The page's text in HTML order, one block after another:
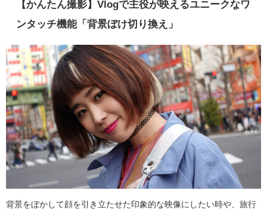
【かんたん撮影】Vlogで主役が映えるユニークなワ
ンタッチ機能「背景ぼけ切り換え」
背景をぼかして顔を引き立たせた印象的な映像にしたい時や、旅行